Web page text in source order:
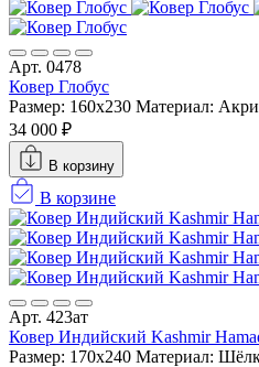
Арт. 0478
Ковер Глобус
Размер: 160х230 Материал:
34 000 ₽
В корзину
В корзине
Арт. 423ат
Ковер Индийский Kashmir
Размер: 170x240 Материал: